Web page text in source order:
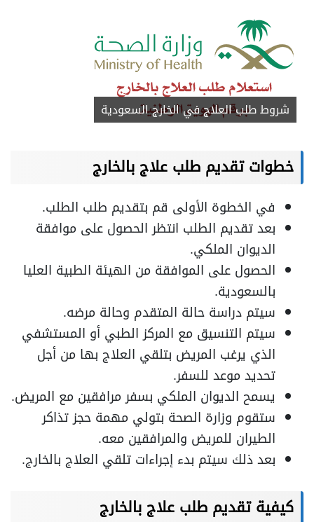
شروط طلب العلاج في الخارج السعودية
خطوات تقديم طلب علاج بالخارج
في الخطوة الأولى قم بتقديم طلب الطلب.
بعد تقديم الطلب انتظر الحصول على موافقة
الديوان الملكي.
الحصول على الموافقة من الهيئة الطبية العليا
بالسعودية.
سيتم دراسة حالة المتقدم وحالة مرضه.
سيتم التنسيق مع المركز الطبي أو المستشفي
الذي يرغب المريض بتلقي العلاج بها من أجل
تحديد موعد للسفر.
يسمح الديوان الملكي بسفر مرافقين مع المريض.
ستقوم وزارة الصحة بتولي مهمة حجز تذاكر
الطيران للمريض والمرافقين معه.
بعد ذلك سيتم بدء إجراءات تلقي العلاج بالخارج.
كيفية تقديم طلب علاج بالخارج